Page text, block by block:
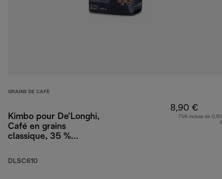
GRAINS DE CAFÈ
Kimbo pour De’Longhi,
Café en grains
classique, 35 %
250 g
DLSC610
8,90 €
TVA incluse de